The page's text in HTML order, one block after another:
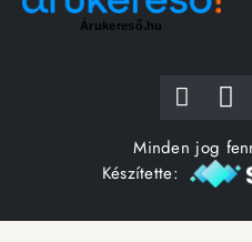
Árukereső.hu
Minden jog
Készítette: